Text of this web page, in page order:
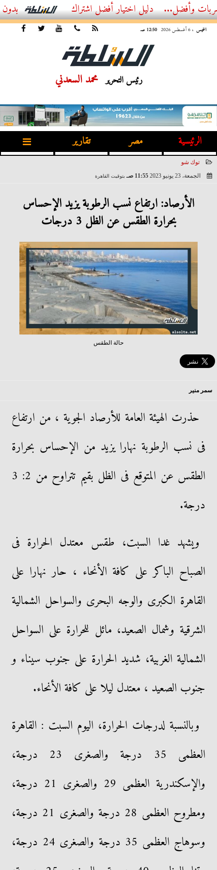
أفضل اشتراك IPTV بدون تقطيع 2026 – دليل المشاهد العصري
الخميس ، 6 أغسطس 2026 12:50 صـ
رئيس التحرير محمد السعدني
الرئيسية مصر تقارير
توك شو
الجمعة، 23 يونيو 2023
11:55 صـ بتوقيت القاهرة
الأرصاد: ارتفاع نسب الرطوبة يزيد الإحساس
بحرارة الطقس عن الظل 3 درجات
حالة الطقس
سمر منير
حذرت الهيئة العامة للأرصاد الجوية ، من ارتفاع
فى نسب الرطوبة نهارا يزيد من الإحساس بحرارة
الطقس عن المتوقع فى الظل بقيم تتراوح من 2: 3
درجة.
ويشهد غدا السبت، طقس معتدل الحرارة فى
الصباح الباكر على كافة الأنحاء ، حار نهارا على
القاهرة الكبرى والوجه البحرى والسواحل الشمالية
الشرقية وشمال الصعيد، مائل للحرارة على السواحل
الشمالية الغربية، شديد الحرارة على جنوب سيناء و
جنوب الصعيد ، معتدل ليلا على كافة الأنحاء.
وبالنسبة لدرجات الحرارة، اليوم السبت : القاهرة
العظمى 35 درجة والصغرى 23 درجة،
والإسكندرية العظمى 29 والصغرى 21 درجة،
ومطروح العظمى 28 درجة والصغرى 21 درجة،
وسوهاج العظمى 35 درجة والصغرى 24 درجة،